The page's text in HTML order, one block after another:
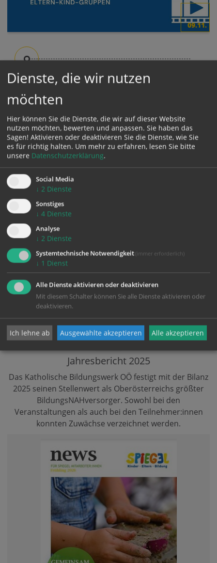
ALTENBERG BEI LINZ
09.11.
WEITER
LESEN
Jahresbericht 2025
Das Katholische Bildungswerk OÖ festigt mit der Bilanz
2025 seinen Stellenwert als Oberösterreichs größter
BildungsNAHversorger. Sowohl bei den
Veranstaltungen als auch bei den Teilnehmer:innen
konnten Zuwächse verzeichnet werden.
Dienste, die wir nutzen
möchten
Hier können Sie die Dienste, die wir auf dieser Website
nutzen möchten, bewerten und anpassen. Sie haben das
Sagen! Aktivieren oder deaktivieren Sie die Dienste, wie Sie
es für richtig halten. Um mehr zu erfahren, lesen Sie bitte
unsere Datenschutzerklärung.
Social Media
↓ 2 Dienste
Sonstiges
↓ 4 Dienste
Analyse
↓ 2 Dienste
Systemtechnische Notwendigkeit (immer erforderlich)
↓ 1 Dienst
Alle Dienste aktivieren oder deaktivieren
Mit diesem Schalter können Sie alle Dienste aktivieren oder
deaktivieren.
Ich lehne ab Ausgewählte akzeptieren Alle akzeptieren